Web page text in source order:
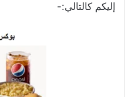
إليكم كالتالي:-